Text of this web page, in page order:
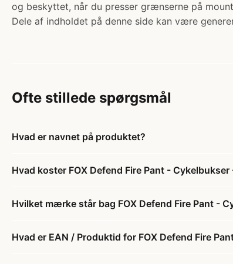
og beskyttet, når du presser grænserne på
Dele af indholdet på denne side kan være
Ofte stillede spørgsmål
Hvad er navnet på produktet?
Hvad koster FOX Defend Fire Pant -
Hvilket mærke står bag FOX Defend Fire Pant -
Hvad er EAN / Produktid for FOX Defend Fire